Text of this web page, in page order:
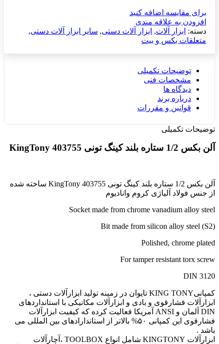
برای مقایسه اضافه کنید
افزودن به علاقه مندی
دسته: ابزار آلات, ابزار آلات دستی, سایر ابزار آلات دستی,
متعلقات بکس و بیت
توضیحات تکمیلی
مشخصات فنی
دیدگاه ها
درباره برند
قوانین و مقررات
توضیحات تکمیلی
آلن بکس 1/2 ستاره بلند کینگ تونی 403755 KingTony
آلن بکس 1/2 ستاره بلند کینگ تونی 403755 KingTony ساخته شده
از جنس فولاد آلیاژی کروم وانادیوم
Socket made from chrome vanadium alloy steel
Bit made from silicon alloy steel (S2)
Polished, chrome plated
For tamper resistant torx screw
DIN 3120
کمپانیKING TONY تایوان در زمینه تولید ابزارآلات دستی ،
ابزارآلات فشارقوی و بادی و ابزارآلات مکانیکی با استانداردهای
DIN آلمان و ANSI آمریکا فعالیت کرده که کیفیت ابزارآلات
فشارقوی این کمپانی ۵۰% بالاتر از استاندارادهای بین المللی می
باشد .
ابزارآلات KINGTONY شامل انواع TOOLBOX ،آچارآلات